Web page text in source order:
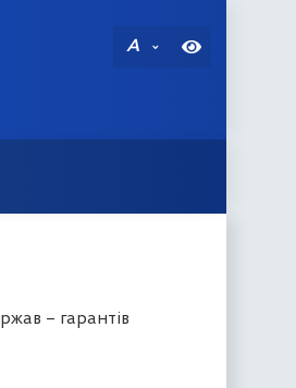
A
– гарантів